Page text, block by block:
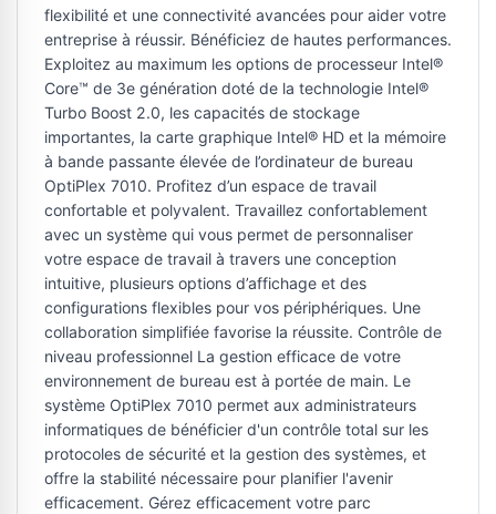
flexibilité et une connectivité avancées pour aider votre
entreprise à réussir. Bénéficiez de hautes performances.
Exploitez au maximum les options de processeur Intel®
Core™ de 3e génération doté de la technologie Intel®
Turbo Boost 2.0, les capacités de stockage
importantes, la carte graphique Intel® HD et la mémoire
à bande passante élevée de l’ordinateur de bureau
OptiPlex 7010. Profitez d’un espace de travail
confortable et polyvalent. Travaillez confortablement
avec un système qui vous permet de personnaliser
votre espace de travail à travers une conception
intuitive, plusieurs options d’affichage et des
configurations flexibles pour vos périphériques. Une
collaboration simplifiée favorise la réussite. Contrôle de
niveau professionnel La gestion efficace de votre
environnement de bureau est à portée de main. Le
système OptiPlex 7010 permet aux administrateurs
informatiques de bénéficier d'un contrôle total sur les
protocoles de sécurité et la gestion des systèmes, et
offre la stabilité nécessaire pour planifier l'avenir
efficacement. Gérez efficacement votre parc